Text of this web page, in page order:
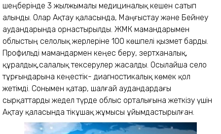
шеңберінде 3 жылжымалы медициналық кешен сатып
алынды. Олар Ақтау қаласында, Маңғыстау және Бейнеу
аудандарында орнастырылды. ЖМК мамандарымен
облыстың селолық жерлеріне 100 көшпелі қызмет барды.
Профильді мамандармен кеңес беру, зертханалық,
құралдық,салалық тексерулер жасалды. Осылайша село
тұрғындарына кеңестік- диагностикалық көмек қол
жетімді. Сонымен қатар, шалғай аудандардағы
сырқаттарды жедел түрде облыс орталығына жеткізу үшін
Ақтау қаласында тікұшақ жұмысы ұйымдастырылған.